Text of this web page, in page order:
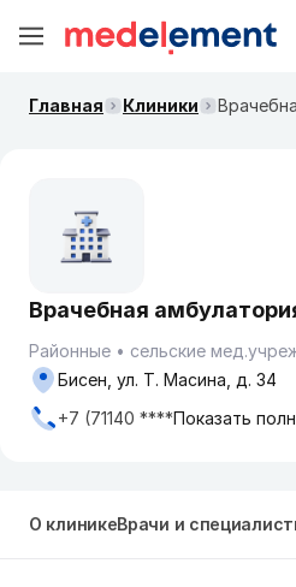
Главная Клиники
Врачебная
Районные
сельские
Бисен, ул. Т. Масина, д. 34
+7 (71140 ****Показать
О клиникеВрачи и